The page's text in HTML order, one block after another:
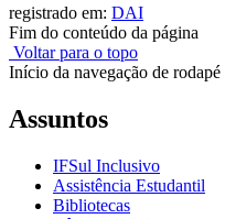
registrado em: DAI
Fim do conteúdo da página
Voltar para o topo
Início da navegação de rodapé
Assuntos
IFSul Inclusivo
Assistência Estudantil
Bibliotecas